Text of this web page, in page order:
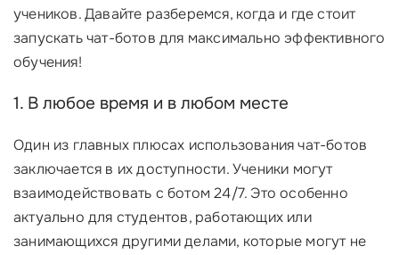
учеников. Давайте разберемся, когда и где стоит
запускать чат-ботов для максимально эффективного
обучения!
1. В любое время и в любом месте
Один из главных плюсах использования чат-ботов
заключается в их доступности. Ученики могут
взаимодействовать с ботом 24/7. Это особенно
актуально для студентов, работающих или
занимающихся другими делами, которые могут не